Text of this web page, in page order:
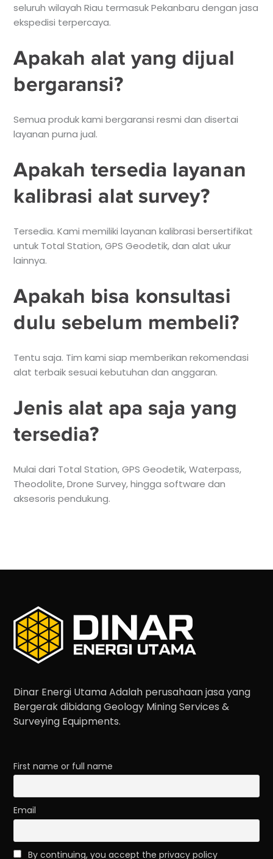
seluruh wilayah Riau termasuk Pekanbaru dengan jasa
ekspedisi terpercaya.
Apakah alat yang dijual
bergaransi?
Semua produk kami bergaransi resmi dan disertai
layanan purna jual.
Apakah tersedia layanan
kalibrasi alat survey?
Tersedia. Kami memiliki layanan kalibrasi bersertifikat
untuk Total Station, GPS Geodetik, dan alat ukur
lainnya.
Apakah bisa konsultasi
dulu sebelum membeli?
Tentu saja. Tim kami siap memberikan rekomendasi
alat terbaik sesuai kebutuhan dan anggaran.
Jenis alat apa saja yang
tersedia?
Mulai dari Total Station, GPS Geodetik, Waterpass,
Theodolite, Drone Survey, hingga software dan
aksesoris pendukung.
Dinar Energi Utama Adalah perusahaan jasa yang
Bergerak dibidang Geology Mining Services &
Surveying Equipments.
First name or full name
Email
By continuing, you accept the privacy policy